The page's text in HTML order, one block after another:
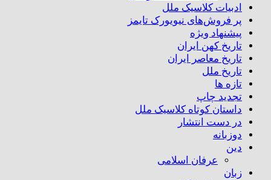
ادبیات کلاسیک ملل
پر فروش‌های نیویورک تایمز
پیشنهاد ویژه
تاریخ کهن ایران
تاریخ معاصر ایران
تاریخ ملل
تازه ها
تجدید چاپ
داستان کوتاه کلاسیک ملل
در دست انتشار
دوزبانه
دین
عرفان اسلامی
زبان